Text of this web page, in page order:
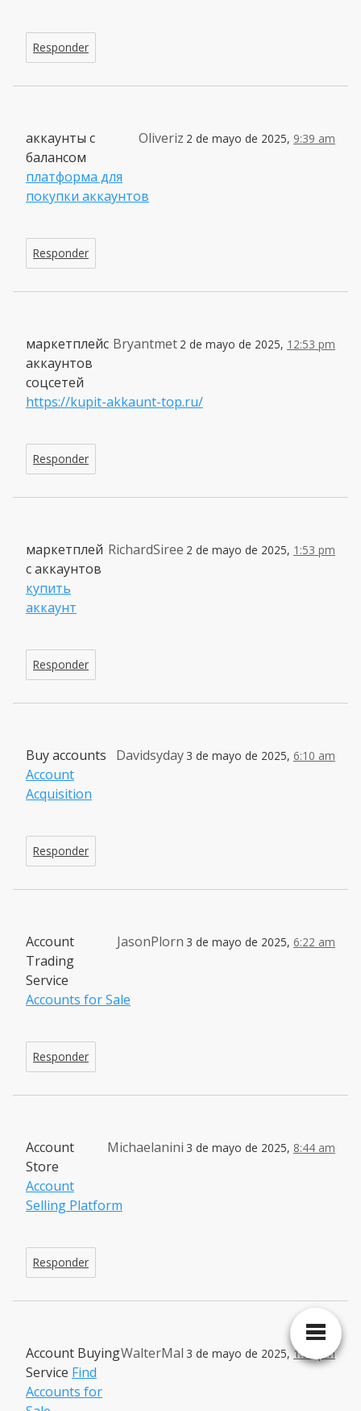
Responder
Oliveriz 2 de mayo de 2025, 9:39 am
аккаунты с
балансом
платформа для
покупки аккаунтов
Responder
Bryantmet 2 de mayo de 2025, 12:53 pm
маркетплейс
аккаунтов
соцсетей
https://kupit-akkaunt-top.ru/
Responder
RichardSiree 2 de mayo de 2025, 1:53 pm
маркетплей
с аккаунтов
купить
аккаунт
Responder
Davidsyday 3 de mayo de 2025, 6:10 am
Buy accounts
Account
Acquisition
Responder
JasonPlorn 3 de mayo de 2025, 6:22 am
Account
Trading
Service
Accounts for Sale
Responder
Michaelanini 3 de mayo de 2025, 8:44 am
Account
Store
Account
Selling Platform
Responder
WalterMal 3 de mayo de 2025,1:04 pm
Account Buying
Service Find
Accounts for